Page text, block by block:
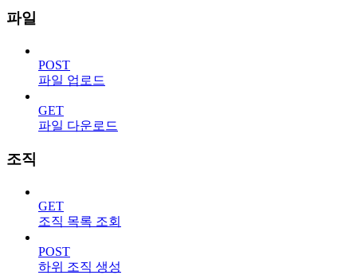
파일
POST
파일 업로드
GET
파일 다운로드
조직
GET
조직 목록 조회
POST
하위 조직 생성